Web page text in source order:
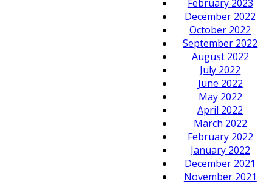
February 2023
December 2022
October 2022
September 2022
August 2022
July 2022
June 2022
May 2022
April 2022
March 2022
February 2022
January 2022
December 2021
November 2021